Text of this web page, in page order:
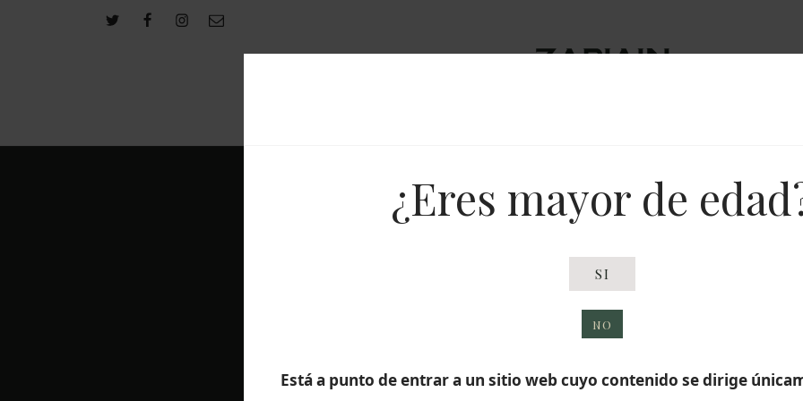
Origen y
Envío gratis en
compras superiores
a 80 €
¿Eres mayor de
SI
NO
Está a punto de entrar a un sitio web cuyo contenido se dirige